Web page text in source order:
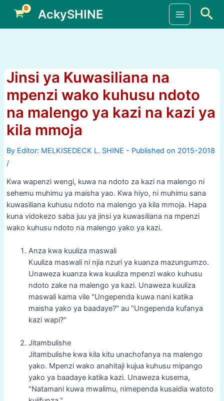
content
AckySHINE
Main
Jinsi ya Kuwasiliana na
mpenzi wako kuhusu ndoto
na malengo ya kazi na kazi ya
kila mmoja
By
/
Kwa wapenzi wengi, kuwa na ndoto za kazi na malengo ni
sehemu muhimu ya maisha yao. Kwa hiyo, ni muhimu sana
kuwasiliana kuhusu ndoto na malengo ya kila mmoja. Hapa
kuna vidokezo saba juu ya jinsi ya kuwasiliana na mpenzi
wako kuhusu ndoto na malengo yako ya kazi.
Anza kwa kuuliza maswali
Kuuliza maswali ni njia nzuri ya kuanza mazungumzo.
Unaweza kuanza kwa kuuliza mpenzi wako kuhusu
ndoto zake na malengo ya kazi. Unaweza kuuliza
maswali kama vile "Ungependa kuwa nani katika
maisha yako ya baadaye?" au "Ungependa kufanya
kazi wapi?"
Jitambulishe
Jitambulishe kwa kila kitu unachofanya na malengo
yako. Mpenzi wako anahitaji kujua kuhusu mipango
yako ya baadaye katika kazi. Unaweza kusema,
"Natamani kuwa mwalimu, nimependa kusaidia watoto